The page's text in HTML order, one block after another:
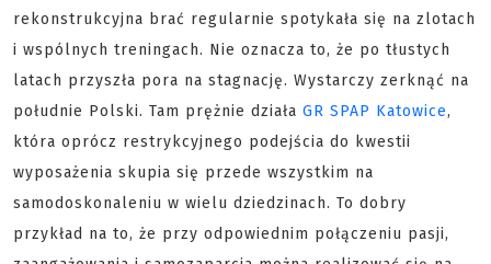
rekonstrukcyjna brać regularnie spotykała się na zlotach
i wspólnych treningach. Nie oznacza to, że po tłustych
latach przyszła pora na stagnację. Wystarczy zerknąć na
południe Polski. Tam prężnie działa GR SPAP Katowice,
która oprócz restrykcyjnego podejścia do kwestii
wyposażenia skupia się przede wszystkim na
samodoskonaleniu w wielu dziedzinach. To dobry
przykład na to, że przy odpowiednim połączeniu pasji,